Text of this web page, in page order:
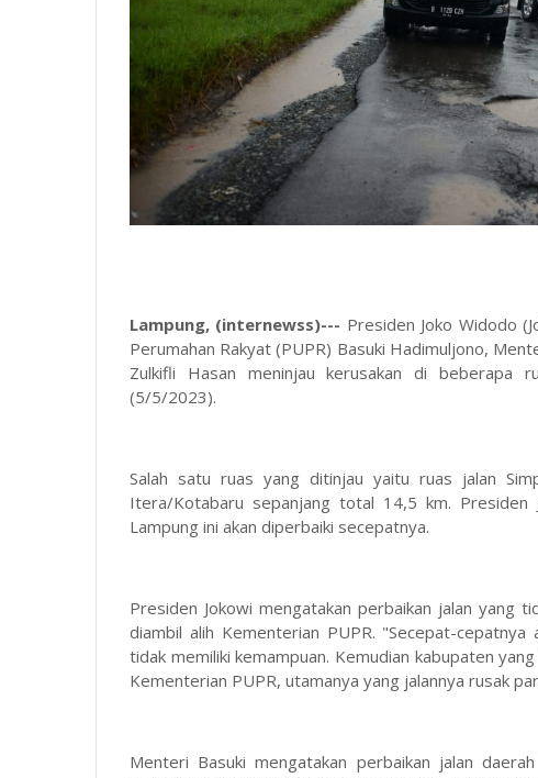
Lampung, (internewss)--- Presiden Joko Widodo
Perumahan Rakyat (PUPR) Basuki Hadimuljono,
Zulkifli Hasan meninjau kerusakan di beberapa
(5/5/2023).
Salah satu ruas yang ditinjau yaitu ruas jalan
Itera/Kotabaru sepanjang total 14,5 km. Presiden
Lampung ini akan diperbaiki secepatnya.
Presiden Jokowi mengatakan perbaikan jalan yang
diambil alih Kementerian PUPR. "Secepat-
tidak memiliki kemampuan. Kemudian kabupaten
Kementerian PUPR, utamanya yang jalannya rusak
Menteri Basuki mengatakan perbaikan jalan